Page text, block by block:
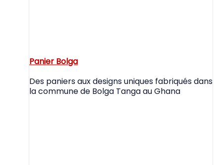
Panier Bolga
Des paniers aux designs uniques fabriqués dans
la commune de Bolga Tanga au Ghana